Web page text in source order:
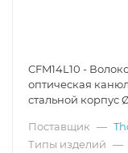
CFM14L10 -
оптическая
стальной корпус
сердцевины
числовая
Поставщик —
Типы изделий —